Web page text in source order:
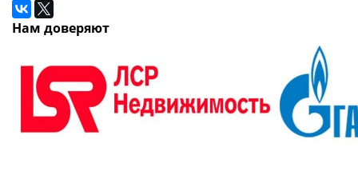
Нам доверяют